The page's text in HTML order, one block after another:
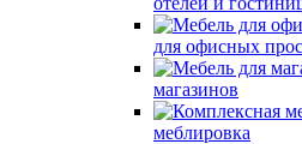
для офисных
магазинов
меблировка